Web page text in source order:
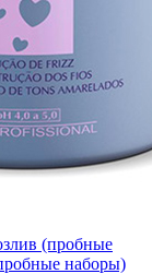
(пробные
наборы)